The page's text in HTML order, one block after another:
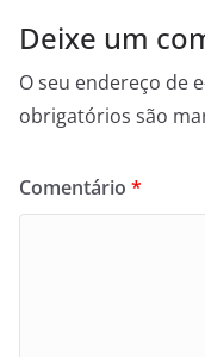
Deixe um
O seu endereço de
obrigatórios são
Comentário *